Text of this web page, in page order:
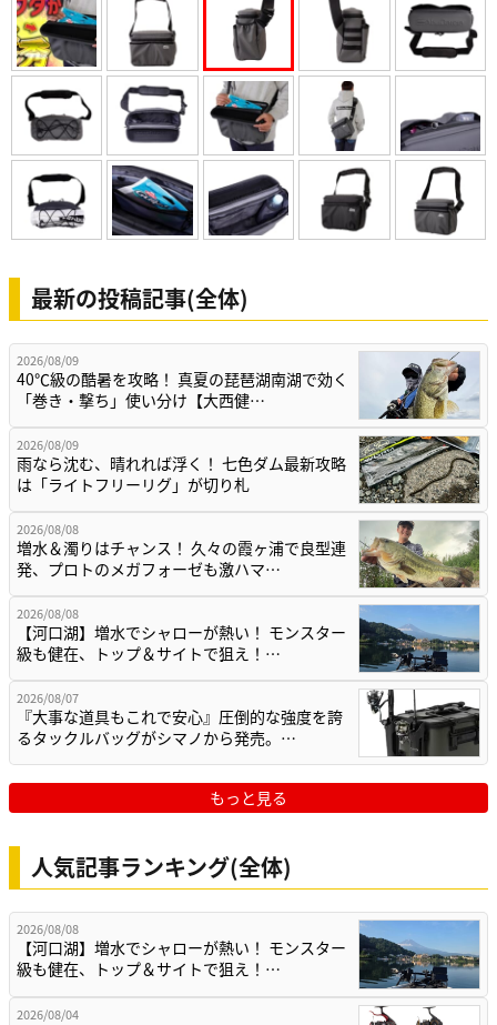
最新の投稿記事(全体)
2026/08/09
40℃級の酷暑を攻略！ 真夏の琵琶湖南湖で効く
「巻き・撃ち」使い分け【大西健…
2026/08/09
雨なら沈む、晴れれば浮く！ 七色ダム最新攻略
は「ライトフリーリグ」が切り札
2026/08/08
増水＆濁りはチャンス！ 久々の霞ヶ浦で良型連
発、プロトのメガフォーゼも激ハマ…
2026/08/08
【河口湖】増水でシャローが熱い！ モンスター
級も健在、トップ＆サイトで狙え！…
2026/08/07
『大事な道具もこれで安心』圧倒的な強度を誇
るタックルバッグがシマノから発売。…
もっと見る
人気記事ランキング(全体)
2026/08/08
【河口湖】増水でシャローが熱い！ モンスター
級も健在、トップ＆サイトで狙え！…
2026/08/04